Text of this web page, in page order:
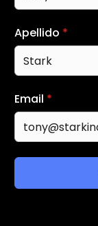
Apellido *
Email *